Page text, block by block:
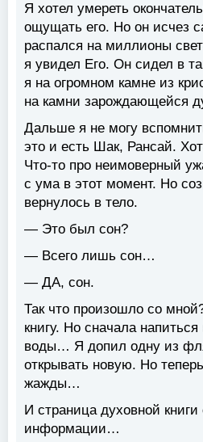
Я хотел умереть
ощущать его. Но он исчез
распался на миллионы
я увидел Его. Он сидел в
я на огромном камне из
на камни зарождающейся
Дальше я не могу
это и есть Шак, Рансай.
Что-то про неимоверный
с ума в этот момент. Но
вернулось в тело.
— Это был сон?
— Всего лишь сон…
— ДА, сон.
Так что произошло со
книгу. Но сначала
воды… Я допил одну из
открывать новую. Но
жажды…
И страница духовной
информации…